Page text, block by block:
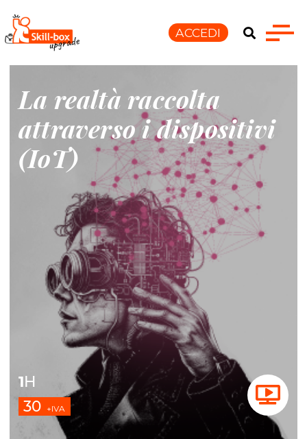
ACCEDI
La realtà raccolta
attraverso i dispositivi
(IoT)
1H
30 +IVA